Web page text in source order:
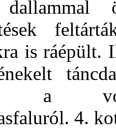
is ráépült.
a
4.